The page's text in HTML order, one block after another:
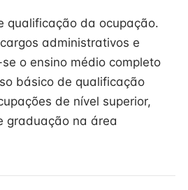
qualificação da ocupação.
administrativos e
o ensino médio completo
básico de qualificação
de nível superior,
graduação na área